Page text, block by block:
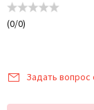
(0/0)
Задать вопрос